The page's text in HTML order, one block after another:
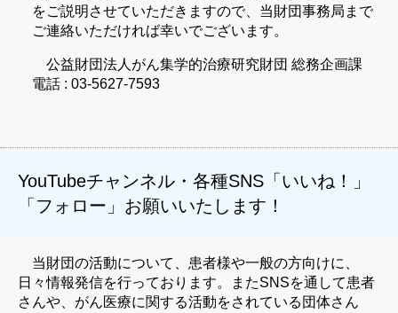
をご説明させていただきますので、当財団事務局まで
ご連絡いただければ幸いでございます。
公益財団法人がん集学的治療研究財団 総務企画課
電話 : 03-5627-7593
YouTubeチャンネル・各種SNS「いいね！」
「フォロー」お願いいたします！
当財団の活動について、患者様や一般の方向けに、
日々情報発信を行っております。またSNSを通して患者
さんや、がん医療に関する活動をされている団体さん